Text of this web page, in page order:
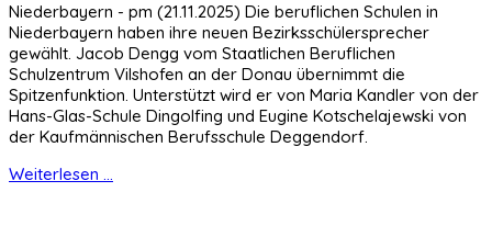
Niederbayern - pm (21.11.2025) Die beruflichen Schulen in
Niederbayern haben ihre neuen Bezirksschülersprecher
gewählt. Jacob Dengg vom Staatlichen Beruflichen
Schulzentrum Vilshofen an der Donau übernimmt die
Spitzenfunktion. Unterstützt wird er von Maria Kandler von der
Hans-Glas-Schule Dingolfing und Eugine Kotschelajewski von
der Kaufmännischen Berufsschule Deggendorf.
Weiterlesen ...